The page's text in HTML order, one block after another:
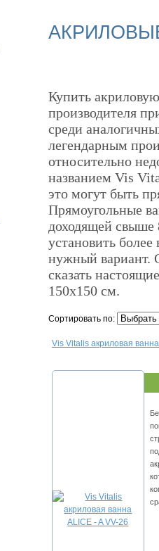
Купить
производителя
среди
легендарным
относительно
названием Vis
это могут быть
Прямоугольные
доходящей свыше
установить
нужный вариант.
сказать
150х150 см.
Сортировать по:
Vis Vitalis акриловая